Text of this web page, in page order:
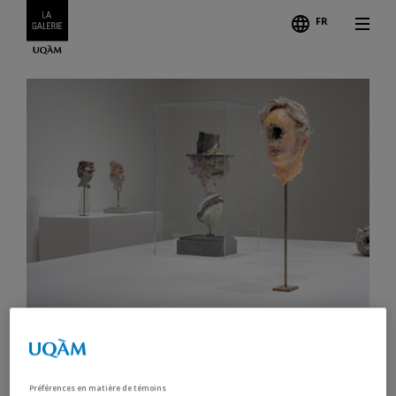
FR
GUIDED TOUR WITH ÉMILE
Préférences en matière de témoins